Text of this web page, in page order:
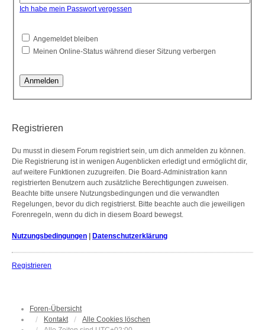
Ich habe mein Passwort vergessen
Angemeldet bleiben
Meinen Online-Status während dieser Sitzung verbergen
Registrieren
Du musst in diesem Forum registriert sein, um dich anmelden zu können.
Die Registrierung ist in wenigen Augenblicken erledigt und ermöglicht dir,
auf weitere Funktionen zuzugreifen. Die Board-Administration kann
registrierten Benutzern auch zusätzliche Berechtigungen zuweisen.
Beachte bitte unsere Nutzungsbedingungen und die verwandten
Regelungen, bevor du dich registrierst. Bitte beachte auch die jeweiligen
Forenregeln, wenn du dich in diesem Board bewegst.
Nutzungsbedingungen | Datenschutzerklärung
Registrieren
Foren-Übersicht
Kontakt
Alle Cookies löschen